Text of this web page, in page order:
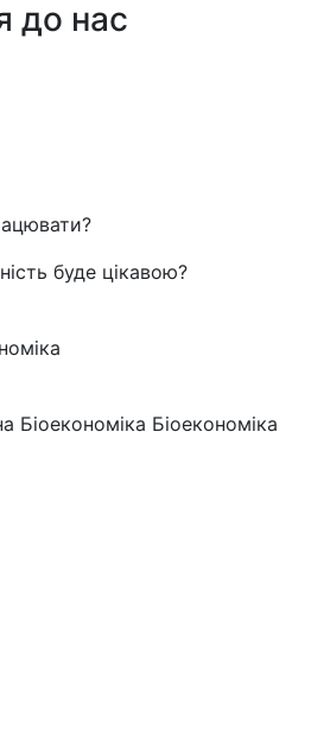
до нас
буде цікавою?
Біоекономіка Біоекономіка